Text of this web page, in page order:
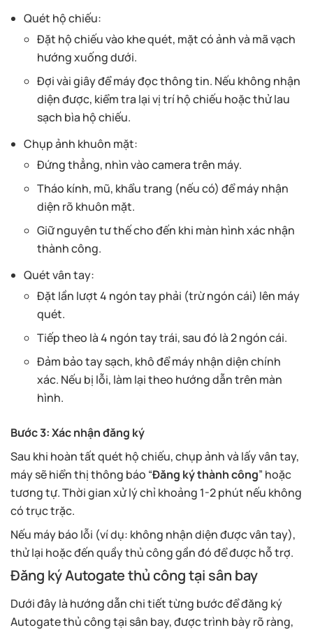
Quét hộ chiếu:
Đặt hộ chiếu vào khe quét, mặt có ảnh và mã vạch
hướng xuống dưới.
Đợi vài giây để máy đọc thông tin. Nếu không nhận
diện được, kiểm tra lại vị trí hộ chiếu hoặc thử lau
sạch bìa hộ chiếu.
Chụp ảnh khuôn mặt:
Đứng thẳng, nhìn vào camera trên máy.
Tháo kính, mũ, khẩu trang (nếu có) để máy nhận
diện rõ khuôn mặt.
Giữ nguyên tư thế cho đến khi màn hình xác nhận
thành công.
Quét vân tay:
Đặt lần lượt 4 ngón tay phải (trừ ngón cái) lên máy
quét.
Tiếp theo là 4 ngón tay trái, sau đó là 2 ngón cái.
Đảm bảo tay sạch, khô để máy nhận diện chính
xác. Nếu bị lỗi, làm lại theo hướng dẫn trên màn
hình.
Bước 3: Xác nhận đăng ký
Sau khi hoàn tất quét hộ chiếu, chụp ảnh và lấy vân tay,
máy sẽ hiển thị thông báo “Đăng ký thành công” hoặc
tương tự. Thời gian xử lý chỉ khoảng 1-2 phút nếu không
có trục trặc.
Nếu máy báo lỗi (ví dụ: không nhận diện được vân tay),
thử lại hoặc đến quầy thủ công gần đó để được hỗ trợ.
Đăng ký Autogate thủ công tại sân bay
Dưới đây là hướng dẫn chi tiết từng bước để đăng ký
Autogate thủ công tại sân bay, được trình bày rõ ràng,